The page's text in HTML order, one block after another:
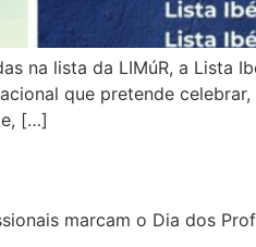
na lista da LIMúR, a Lista
que pretende
[…]
marcam o Dia dos